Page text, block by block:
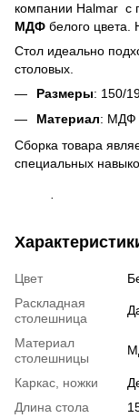
компании Halmar с
МДФ белого цвета.
Стол идеально
столовых.
Размеры: 150/
Материал: МДФ
Сборка товара
специальных
Цвет
Раскладная
столешница
Материал
столешницы
Каркас, ножки
Длина стола